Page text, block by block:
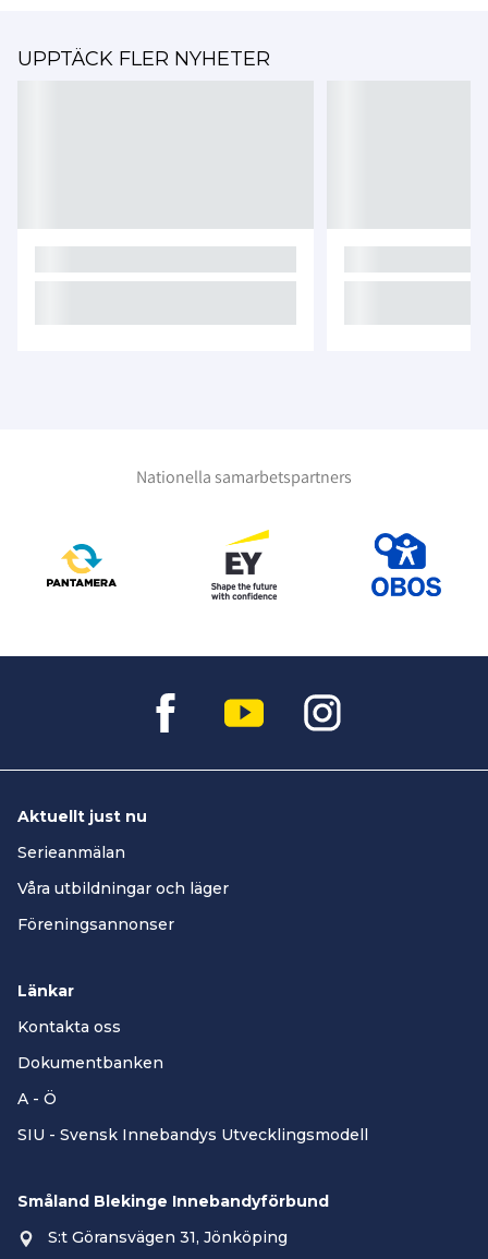
UPPTÄCK FLER NYHETER
Nationella samarbetspartners
Aktuellt just nu
Serieanmälan
Våra utbildningar och läger
Föreningsannonser
Länkar
Kontakta oss
Dokumentbanken
A - Ö
SIU - Svensk Innebandys Utvecklingsmodell
Småland Blekinge Innebandyförbund
S:t Göransvägen 31, Jönköping